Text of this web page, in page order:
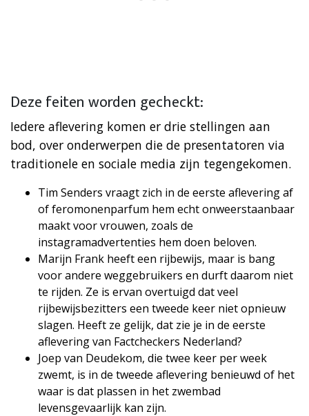
Deze feiten worden gecheckt:
Iedere aflevering komen er drie stellingen aan
bod, over onderwerpen die de presentatoren via
traditionele en sociale media zijn tegengekomen.
Tim Senders vraagt zich in de eerste aflevering af
of feromonenparfum hem echt onweerstaanbaar
maakt voor vrouwen, zoals de
instagramadvertenties hem doen beloven.
Marijn Frank heeft een rijbewijs, maar is bang
voor andere weggebruikers en durft daarom niet
te rijden. Ze is ervan overtuigd dat veel
rijbewijsbezitters een tweede keer niet opnieuw
slagen. Heeft ze gelijk, dat zie je in de eerste
aflevering van Factcheckers Nederland?
Joep van Deudekom, die twee keer per week
zwemt, is in de tweede aflevering benieuwd of het
waar is dat plassen in het zwembad
levensgevaarlijk kan zijn.